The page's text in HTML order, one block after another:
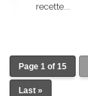
recette...
Page 1 of 15
Last »